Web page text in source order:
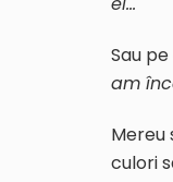
Sau
am
Mereu
culori